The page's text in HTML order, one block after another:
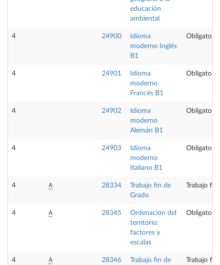
educación
ambiental
4 24900
Idioma
moderno Inglés
B1
Obligatoria
4 24901
Idioma
moderno
Francés B1
Obligatoria
4 24902
Idioma
moderno
Alemán B1
Obligatoria
4 24903
Idioma
moderno
Italiano B1
Obligatoria
4 A 28334
Trabajo fin de
Grado
Trabajo
4 A 28345
Ordenación del
territorio:
factores y
escalas
Obligatoria
4 A 28346
Trabajo fin de
Trabajo